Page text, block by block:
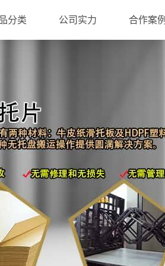
分类 公司实力 合作案例